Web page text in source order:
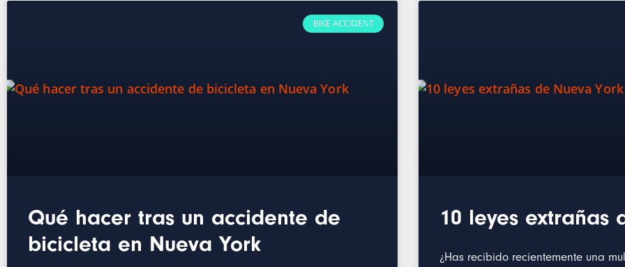
BIKE ACCIDENT
Qué hacer tras un accidente de
bicicleta en Nueva York
10 leyes extrañas
¿Has recibido recientemente una